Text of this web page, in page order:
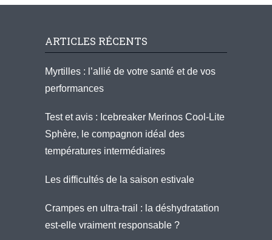
ARTICLES RÉCENTS
Myrtilles : l’allié de votre santé et de vos
performances
Test et avis : Icebreaker Merinos Cool-Lite
Sphère, le compagnon idéal des
températures intermédiaires
Les difficultés de la saison estivale
Crampes en ultra-trail : la déshydratation
est-elle vraiment responsable ?